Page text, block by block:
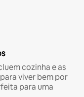
cozinha e as
viver bem por
para uma